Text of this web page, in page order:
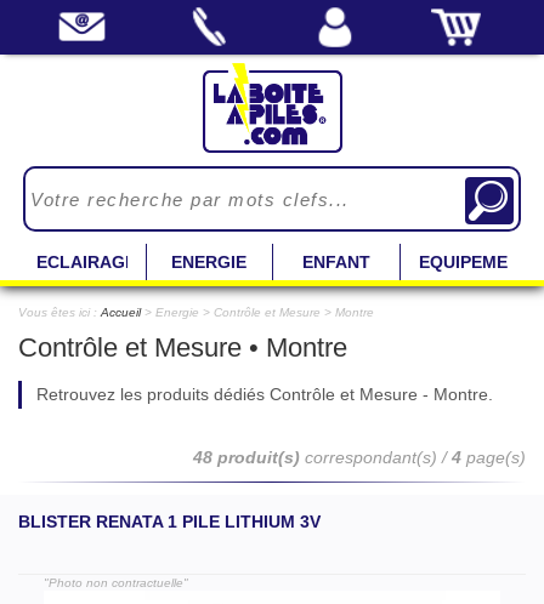
ECLAIRAGE ENERGIE ENFANT EQUIPEMENT
Vous êtes ici : Accueil> Energie > Contrôle et Mesure > Montre
Contrôle et Mesure • Montre
Retrouvez les produits dédiés Contrôle et Mesure - Montre.
48 produit(s) correspondant(s) /4 page(s)
BLISTER RENATA 1 PILE LITHIUM 3V
"Photo non contractuelle"